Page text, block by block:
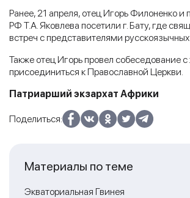
Ранее, 21 апреля, отец Игорь Филоненко и
РФ Т.А. Яковлева посетили г. Бату, где
встреч с представителями
Также отец Игорь провел собеседование
присоединиться к Православной Церкви.
Патриарший экзархат Африки
Поделиться:
Материалы по теме
Экваториальная Гвинея